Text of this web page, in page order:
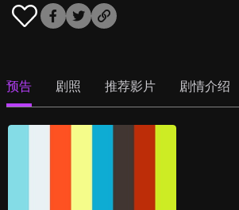
预告 剧照 推荐影片 剧情介绍